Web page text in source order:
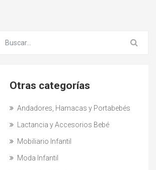
Otras categorías
Andadores, Hamacas y Portabebés
Lactancia y Accesorios Bebé
Mobiliario Infantil
Moda Infantil